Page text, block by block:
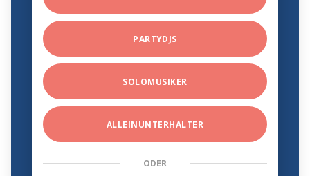
PARTYDJS
SOLOMUSIKER
ALLEINUNTERHALTER
ODER